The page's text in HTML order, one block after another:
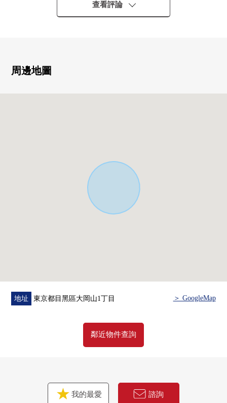
▼建築物的特徴
・在東北一側約7.9m公路接道
・在1樓和2樓2個地方廁所有
・熱水供應器零部件交換
・屋頂，屋頂金屬板塗抹
・金屬板，山牆頂封檐板，導水管塗抹
查看評論
周邊地圖
地址 東京都目黑區大岡山1丁目 ＞ GoogleMap
鄰近物件查詢
我的最愛 諮詢